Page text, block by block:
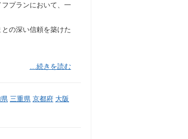
プランにおいて、一
の深い信頼を築けた
…続きを読む
三重県 京都府 大阪